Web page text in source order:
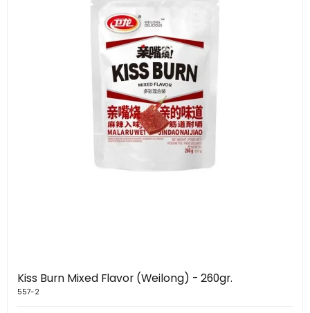
Kiss Burn Mixed Flavor (Weilong) - 260gr.
557-2